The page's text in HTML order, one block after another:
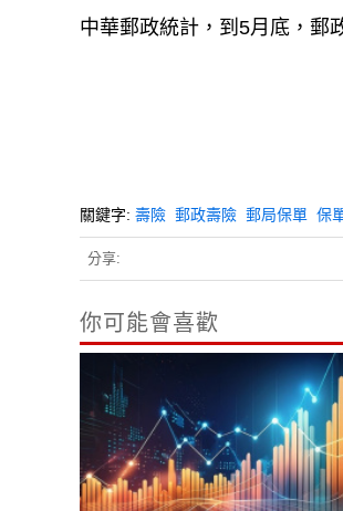
中華郵政統計，到5月底，郵
關鍵字: 壽險 郵政壽險 郵局保單 保
分享:
你可能會喜歡